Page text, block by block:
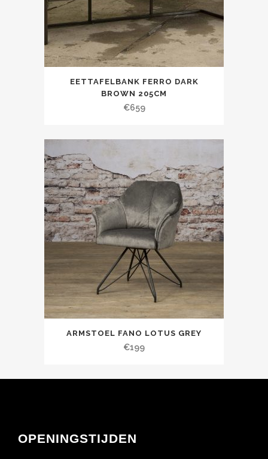
EETTAFELBANK FERRO DARK
BROWN 205CM
€659
ARMSTOEL FANO LOTUS GREY
€199
OPENINGSTIJDEN